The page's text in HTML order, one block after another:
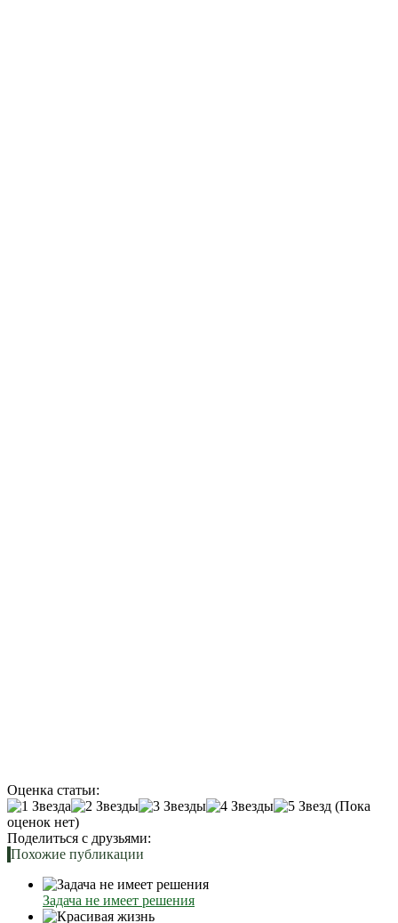
Оценка статьи:
(Пока
оценок нет)
Поделиться с друзьями:
Похожие публикации
Задача не имеет решения